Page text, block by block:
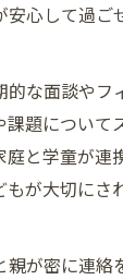
安心して過ご
的な面談やフ
課題について
と学童が連
もが大切にさ
親が密に連絡